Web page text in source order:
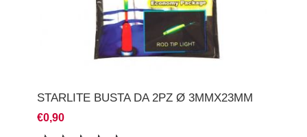
STARLITE BUSTA DA 2PZ Ø 3MMX23MM
€0,90